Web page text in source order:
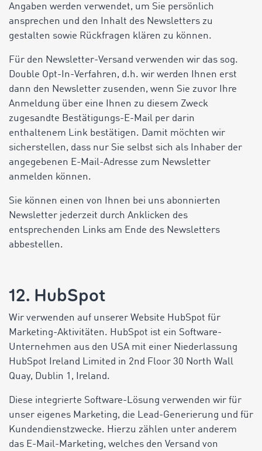
Angaben werden verwendet, um Sie persönlich
ansprechen und den Inhalt des Newsletters zu
gestalten sowie Rückfragen klären zu können.
Für den Newsletter-Versand verwenden wir das sog.
Double Opt-In-Verfahren, d.h. wir werden Ihnen erst
dann den Newsletter zusenden, wenn Sie zuvor Ihre
Anmeldung über eine Ihnen zu diesem Zweck
zugesandte Bestätigungs-E-Mail per darin
enthaltenem Link bestätigen. Damit möchten wir
sicherstellen, dass nur Sie selbst sich als Inhaber der
angegebenen E-Mail-Adresse zum Newsletter
anmelden können.
Sie können einen von Ihnen bei uns abonnierten
Newsletter jederzeit durch Anklicken des
entsprechenden Links am Ende des Newsletters
abbestellen.
12. HubSpot
Wir verwenden auf unserer Website HubSpot für
Marketing-Aktivitäten. HubSpot ist ein Software-
Unternehmen aus den USA mit einer Niederlassung
HubSpot Ireland Limited in 2nd Floor 30 North Wall
Quay, Dublin 1, Ireland.
Diese integrierte Software-Lösung verwenden wir für
unser eigenes Marketing, die Lead-Generierung und für
Kundendienstzwecke. Hierzu zählen unter anderem
das E-Mail-Marketing, welches den Versand von